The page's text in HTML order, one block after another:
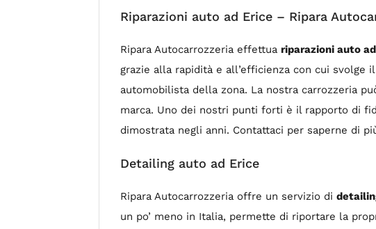
Riparazioni auto ad Erice – Ripara
Ripara Autocarrozzeria effettua riparazioni auto
grazie alla rapidità e all’efficienza con cui
automobilista della zona. La nostra carrozzeria
marca. Uno dei nostri punti forti è il rapporto di
dimostrata negli anni. Contattaci per saperne di
Detailing auto ad Erice
Ripara Autocarrozzeria offre un servizio di
un po’ meno in Italia, permette di riportare la